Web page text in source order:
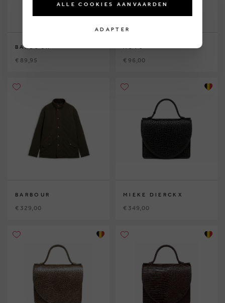
BARBOUR
€ 89,95
AO76
€ 96,00
BARBOUR
€ 329,00
MIEKE DIERCKX
€ 349,00
ALLE COOKIES AANVAARDEN
ADAPTER